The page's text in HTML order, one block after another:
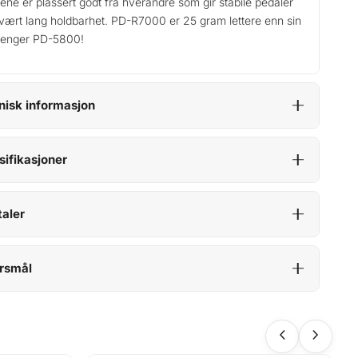
lang holdbarhet. PD-R7000 er 25 gram lettere enn sin
PD-5800!
informasjon